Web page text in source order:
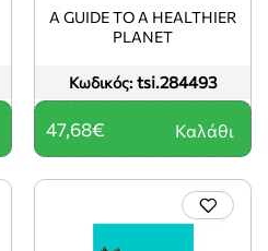
Κωδικός: tsi.284493
A GUIDE TO A HEALTHIER
PLANET
47,68€ Καλάθι